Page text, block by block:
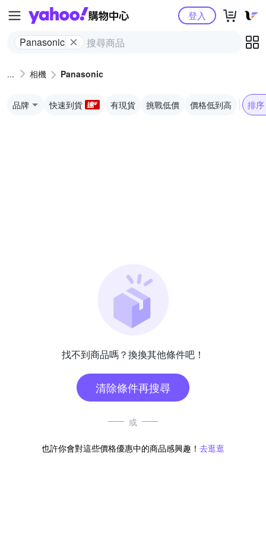
Yahoo購物中心
Panasonic
登入
相機 Panasonic
品牌 快速到貨 有現貨 挑戰低價 價格低到高 排序
找不到商品嗎？換換其他條件吧！
清除條件再搜尋
或
也許你會對這些價格優惠中的商品感興趣！ 去逛逛